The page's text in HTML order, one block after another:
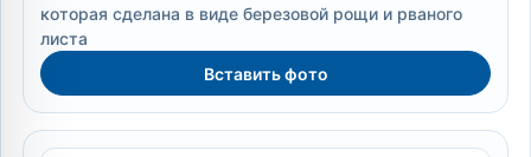
которая сделана в виде березовой рощи и рваного
листа
Вставить фото